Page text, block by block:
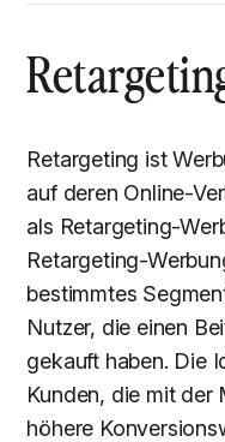
Retargeting ist
auf deren Online-
als Retargeting-
Retargeting-
bestimmtes
Nutzer, die einen
gekauft haben. Die
Kunden, die mit der
höhere